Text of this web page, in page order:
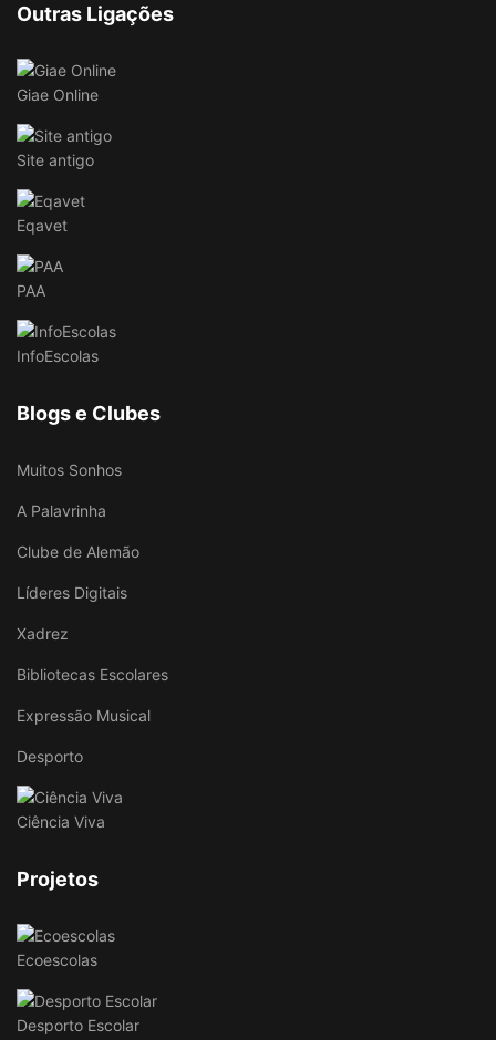
Outras Ligações
Giae Online
Site antigo
Eqavet
PAA
InfoEscolas
Blogs e Clubes
Muitos Sonhos
A Palavrinha
Clube de Alemão
Líderes Digitais
Xadrez
Bibliotecas Escolares
Expressão Musical
Desporto
Ciência Viva
Projetos
Ecoescolas
Desporto Escolar